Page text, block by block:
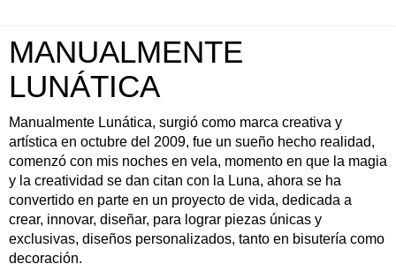
MANUALMENTE
LUNÁTICA
Manualmente Lunática, surgió como marca creativa y
artística en octubre del 2009, fue un sueño hecho realidad,
comenzó con mis noches en vela, momento en que la magia
y la creatividad se dan citan con la Luna, ahora se ha
convertido en parte en un proyecto de vida, dedicada a
crear, innovar, diseñar, para lograr piezas únicas y
exclusivas, diseños personalizados, tanto en bisutería como
decoración.